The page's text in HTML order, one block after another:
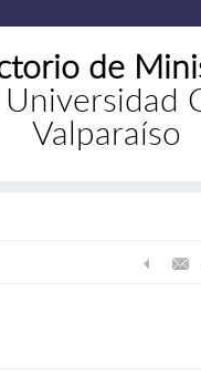
de
Valparaíso